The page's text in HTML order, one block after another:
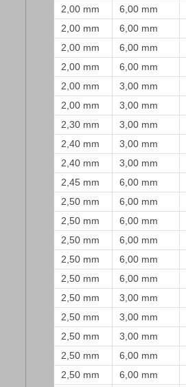
2,00 mm
6,00 mm
2,00 mm
6,00 mm
2,00 mm
6,00 mm
2,00 mm
6,00 mm
2,00 mm
3,00 mm
2,00 mm
3,00 mm
2,30 mm
3,00 mm
2,40 mm
3,00 mm
2,40 mm
3,00 mm
2,45 mm
6,00 mm
2,50 mm
6,00 mm
2,50 mm
6,00 mm
2,50 mm
6,00 mm
2,50 mm
6,00 mm
2,50 mm
6,00 mm
2,50 mm
3,00 mm
2,50 mm
3,00 mm
2,50 mm
3,00 mm
2,50 mm
6,00 mm
2,50 mm
6,00 mm